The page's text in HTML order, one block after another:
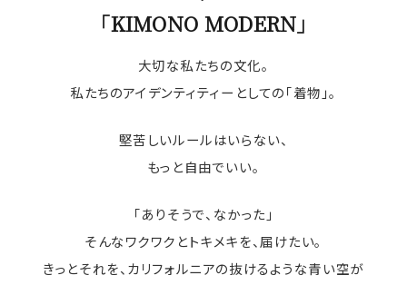
「KIMONO MODERN」
大切な私たちの文化。
私たちのアイデンティティーとしての「着物」。
堅苦しいルールはいらない、
もっと自由でいい。
「ありそうで、なかった」
そんなワクワクとトキメキを、届けたい。
きっとそれを、カリフォルニアの抜けるような青い空が